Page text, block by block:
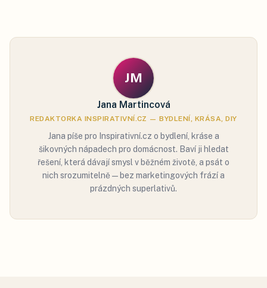
JM
Jana Martincová
REDAKTORKA INSPIRATIVNÍ.CZ — BYDLENÍ, KRÁSA, DIY
Jana píše pro Inspirativní.cz o bydlení, kráse a
šikovných nápadech pro domácnost. Baví ji hledat
řešení, která dávají smysl v běžném životě, a psát o
nich srozumitelně — bez marketingových frází a
prázdných superlativů.